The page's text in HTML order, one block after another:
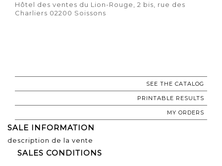
Hôtel des ventes du Lion-Rouge, 2 bis, rue des
Charliers 02200 Soissons
SEE THE CATALOG
PRINTABLE RESULTS
MY ORDERS
SALE INFORMATION
description de la vente
SALES CONDITIONS